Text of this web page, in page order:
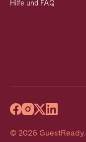
Hilfe und FAQ
© 2026 GuestReady.